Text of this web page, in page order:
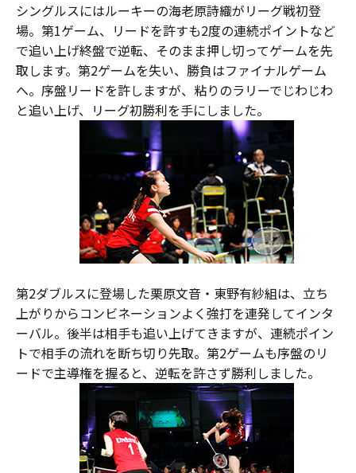
シングルスにはルーキーの海老原詩織がリーグ戦初登
場。第1ゲーム、リードを許すも2度の連続ポイントなど
で追い上げ終盤で逆転、そのまま押し切ってゲームを先
取します。第2ゲームを失い、勝負はファイナルゲーム
へ。序盤リードを許しますが、粘りのラリーでじわじわ
と追い上げ、リーグ初勝利を手にしました。
第2ダブルスに登場した栗原文音・東野有紗組は、立ち
上がりからコンビネーションよく強打を連発してインタ
ーバル。後半は相手も追い上げてきますが、連続ポイン
トで相手の流れを断ち切り先取。第2ゲームも序盤のリ
ードで主導権を握ると、逆転を許さず勝利しました。